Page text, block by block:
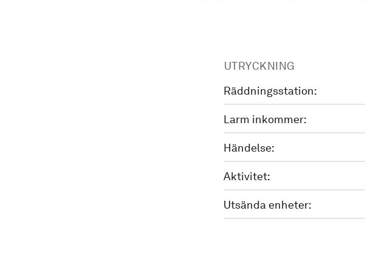
UTRYCKNING
Räddningsstation:
Larm inkommer:
Händelse:
Aktivitet:
Utsända enheter: